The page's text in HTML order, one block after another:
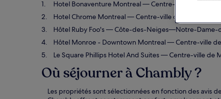
Hotel Bonaventure Montreal— Centre-ville de
Hotel Chrome Montreal— Centre-ville de Montréal.
Hôtel Ruby Foo's— Côte-des-Neiges—Notre-Dame-
Hôtel Monroe - Downtown Montreal— Centre-ville de
Le Square Phillips Hotel And Suites— Centre-ville de
Où séjourner à Chambly ?
Les propriétés sont sélectionnées en fonction des avis